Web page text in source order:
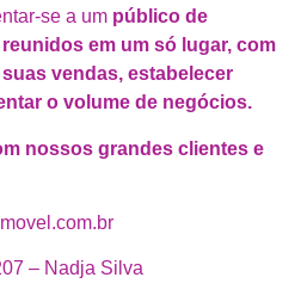
se a um público de
em um só lugar, com
vendas, estabelecer
o volume de negócios.
nossos grandes clientes e
– Nadja Silva